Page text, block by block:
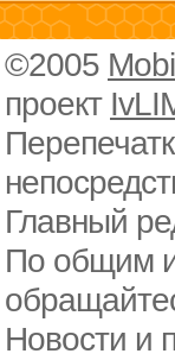
©2005
проект
Главный
По общим
Новости и